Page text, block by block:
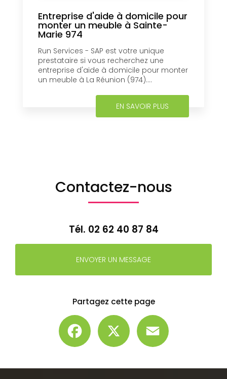
Entreprise d'aide à domicile pour
monter un meuble à Sainte-
Marie 974
Run Services - SAP est votre unique
prestataire si vous recherchez une
entreprise d'aide à domicile pour monter
un meuble à La Réunion (974)....
EN SAVOIR PLUS
Contactez-nous
Tél. 02 62 40 87 84
ENVOYER UN MESSAGE
Partagez cette page
Facebook